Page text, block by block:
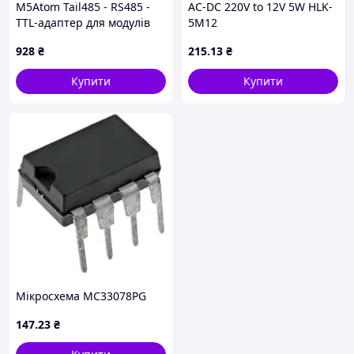
M5Atom Tail485 - RS485 -
TTL-адаптер для модулів
928 ₴
Купити
AC-DC 220V to 12V 5W HLK-
5M12
215.13 ₴
Купити
Мікросхема MC33078PG
147.23 ₴